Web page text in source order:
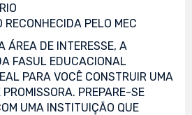
RECONHECIDA PELO MEC
ÁREA DE INTERESSE, A
FASUL EDUCACIONAL
PARA VOCÊ CONSTRUIR UMA
PREPARE-SE
UMA INSTITUIÇÃO QUE